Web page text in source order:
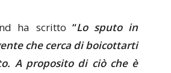
ha scritto “Lo sputo in
che cerca di boicottarti
A proposito di ciò che è